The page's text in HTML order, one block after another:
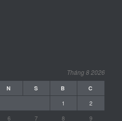
Tháng 8 2026
N S B C
1
2
6 7 8 9